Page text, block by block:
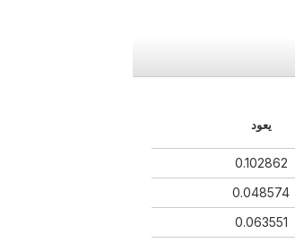
يعود
0.102862
0.048574
0.063551